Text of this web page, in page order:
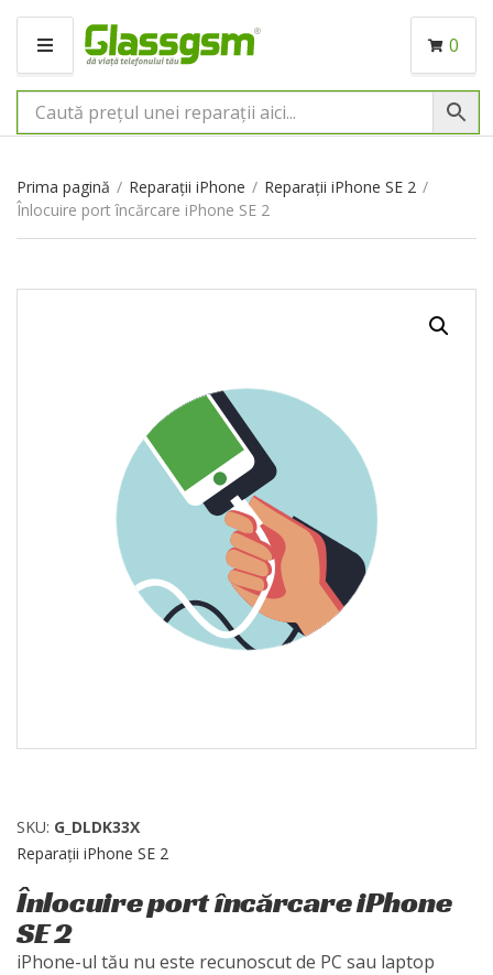
M
N
I
0
Prima pagină / Reparații iPhone / Reparații iPhone SE 2 /
Înlocuire port încărcare iPhone SE 2
SKU: G_DLDK33X
Reparații iPhone SE 2
Înlocuire port încărcare iPhone
SE 2
iPhone-ul tău nu este recunoscut de PC sau laptop